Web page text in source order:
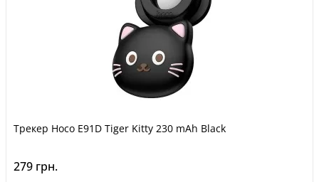
Трекер Hoco E91D Tiger Kitty 230 mAh Black
279 грн.